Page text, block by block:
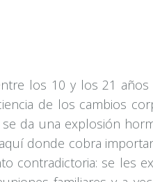
los 10 y los 21 años
de los cambios
da una explosión
donde cobra
contradictoria: se les